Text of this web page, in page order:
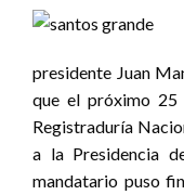
presidente Juan
que el próximo 25
Registraduría
a la Presidencia
mandatario puso